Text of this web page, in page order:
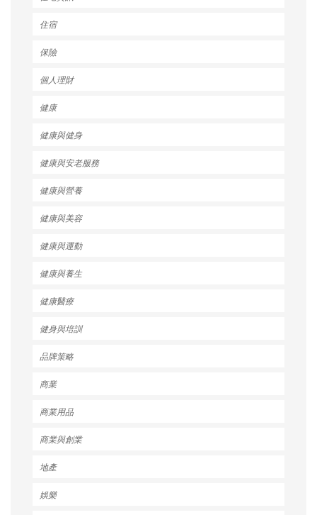
住宿
保險
個人理財
健康
健康與健身
健康與安老服務
健康與營養
健康與美容
健康與運動
健康與養生
健康醫療
健身與培訓
品牌策略
商業
商業用品
商業與創業
地產
娛樂